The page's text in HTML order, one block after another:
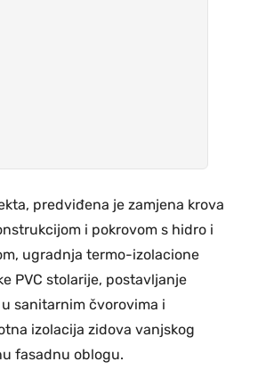
predviđena je zamjena krova
i pokrovom s hidro i
ugradnja termo-izolacione
PVC stolarije, postavljanje
sanitarnim čvorovima i
izolacija zidova vanjskog
fasadnu oblogu.